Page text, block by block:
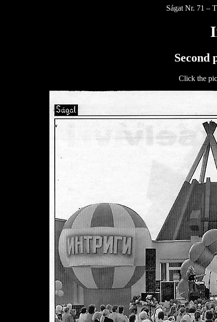
Ságat Nr. 71 –
Second
Click the